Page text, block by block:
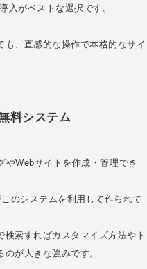
入がベストな選択です。
、直感的な操作で本格的なサイ
料システム
Webサイトを作成・管理でき
のシステムを利用して作られて
索すればカスタマイズ方法やト
が大きな強みです。